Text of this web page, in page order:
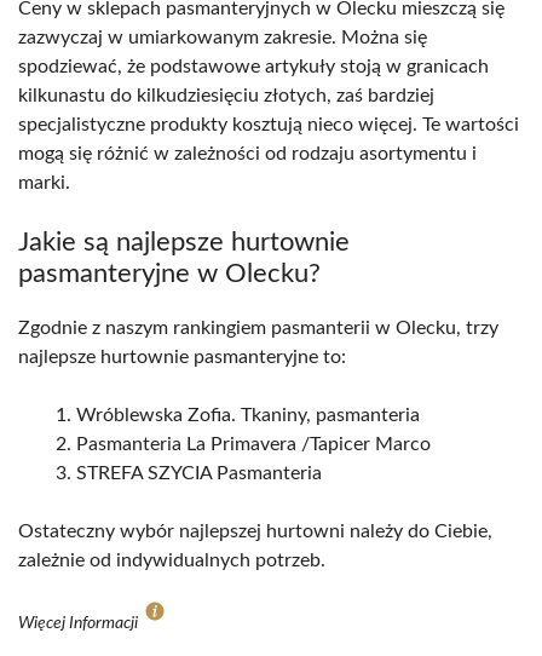
Ceny w sklepach pasmanteryjnych w Olecku mieszczą się
zazwyczaj w umiarkowanym zakresie. Można się
spodziewać, że podstawowe artykuły stoją w granicach
kilkunastu do kilkudziesięciu złotych, zaś bardziej
specjalistyczne produkty kosztują nieco więcej. Te wartości
mogą się różnić w zależności od rodzaju asortymentu i
marki.
Jakie są najlepsze hurtownie
pasmanteryjne w Olecku?
Zgodnie z naszym rankingiem pasmanterii w Olecku, trzy
najlepsze hurtownie pasmanteryjne to:
Wróblewska Zofia. Tkaniny, pasmanteria
Pasmanteria La Primavera /Tapicer Marco
STREFA SZYCIA Pasmanteria
Ostateczny wybór najlepszej hurtowni należy do Ciebie,
zależnie od indywidualnych potrzeb.
Więcej Informacji